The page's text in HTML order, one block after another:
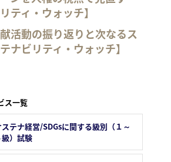
ティ・ウォッチ】
活動の振り返りと次なるス
ナビリティ・ウォッチ】
ス一覧
テナ経営/SDGsに関する級別（１～
級）試験